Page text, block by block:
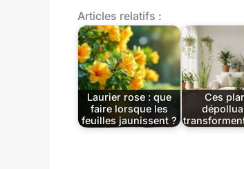
Articles relatifs :
Laurier rose : que
faire lorsque les
feuilles jaunissent ?
Ces